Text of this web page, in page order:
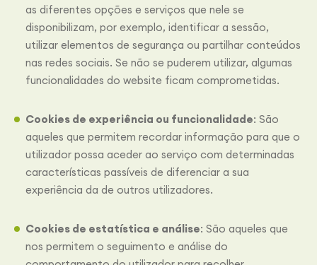
as diferentes opções e serviços que nele se
disponibilizam, por exemplo, identificar a sessão,
utilizar elementos de segurança ou partilhar conteúdos
nas redes sociais. Se não se puderem utilizar, algumas
funcionalidades do website ficam comprometidas.
Cookies de experiência ou funcionalidade: São
aqueles que permitem recordar informação para que o
utilizador possa aceder ao serviço com determinadas
características passíveis de diferenciar a sua
experiência da de outros utilizadores.
Cookies de estatística e análise: São aqueles que
nos permitem o seguimento e análise do